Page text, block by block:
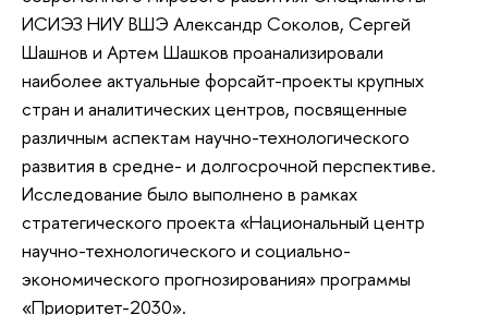
ИСИЭЗ НИУ ВШЭ Александр Соколов, Сергей
Шашнов и Артем Шашков проанализировали
наиболее актуальные форсайт-проекты крупных
стран и аналитических центров, посвященные
различным аспектам научно-технологического
развития в средне- и долгосрочной перспективе.
Исследование было выполнено в рамках
стратегического проекта «Национальный центр
научно-технологического и социально-
экономического прогнозирования» программы
«Приоритет-2030».